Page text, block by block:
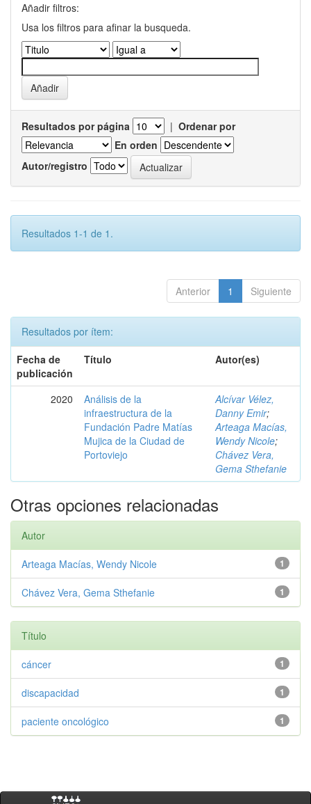
Añadir filtros:
Usa los filtros para afinar la busqueda.
Resultados por página | Ordenar por
En orden
Autor/registro
Resultados 1-1 de 1.
Anterior 1 Siguiente
Resultados por ítem:
Fecha de
publicación
Título Autor(es)
2020
Análisis de la
infraestructura de la
Fundación Padre Matías
Mujica de la Ciudad de
Portoviejo
Alcívar Vélez,
Danny Emir;
Arteaga Macías,
Wendy Nicole;
Chávez Vera,
Gema Sthefanie
Otras opciones relacionadas
Autor
1
Arteaga Macías, Wendy Nicole
1
Chávez Vera, Gema Sthefanie
Título
1
cáncer
1
discapacidad
1
paciente oncológico